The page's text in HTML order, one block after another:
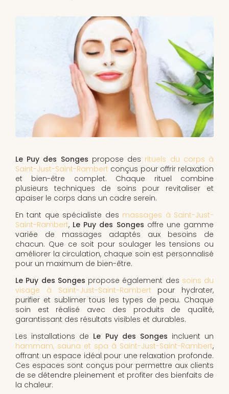
Le Puy des Songes propose des rituels du corps à
Saint-Just-Saint-Rambert conçus pour offrir relaxation
et bien-être complet. Chaque rituel combine
plusieurs techniques de soins pour revitaliser et
apaiser le corps dans un cadre serein.
En tant que spécialiste des massages à Saint-Just-
Saint-Rambert, Le Puy des Songes offre une gamme
variée de massages adaptés aux besoins de
chacun. Que ce soit pour soulager les tensions ou
améliorer la circulation, chaque soin est personnalisé
pour un maximum de bien-être.
Le Puy des Songes propose également des soins du
visage à Saint-Just-Saint-Rambert pour hydrater,
purifier et sublimer tous les types de peau. Chaque
soin est réalisé avec des produits de qualité,
garantissant des résultats visibles et durables.
Les installations de Le Puy des Songes incluent un
hammam, sauna et spa à Saint-Just-Saint-Rambert,
offrant un espace idéal pour une relaxation profonde.
Ces espaces sont conçus pour permettre aux clients
de se détendre pleinement et profiter des bienfaits de
la chaleur.